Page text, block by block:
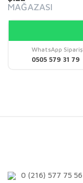
MAĞAZASI
WhatsApp Sipariş
0505 579 31 79
0 (216) 577 75 56